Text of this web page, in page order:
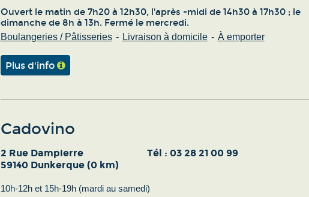
Ouvert le matin de 7h20 à 12h30, l'après -midi de 14h30 à 17h30 ; le
dimanche de 8h à 13h. Fermé le mercredi.
Boulangeries / Pâtisseries Livraison à domicile À emporter
Plus d'info
Cadovino
2 Rue Dampierre
59140 Dunkerque (0 km)
Tél : 03 28 21 00 99
10h-12h et 15h-19h (mardi au samedi)